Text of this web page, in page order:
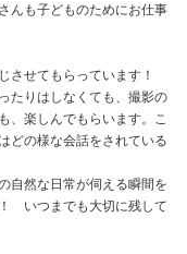
んも子どものためにお仕事
させてもらっています！
たりはしなくても、撮影の
、楽しんでもらいます。こ
どの様な会話をされている
自然な日常が伺える瞬間を
いつまでも大切に残して